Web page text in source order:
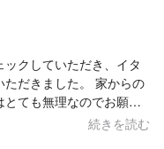
クしていただき、イタ
だきました。 家からの
ても無理なのでお願い
りがとうございました。
続きを読む